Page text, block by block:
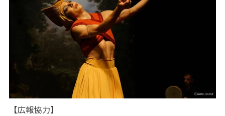
【広報協力】